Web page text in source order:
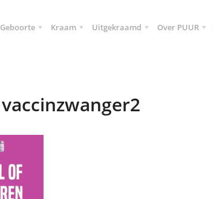
Geboorte Kraam Uitgekraamd Over PUUR
vaccinzwanger2